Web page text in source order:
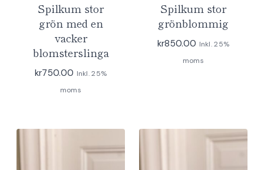
Spilkum stor
grön med en
vacker
blomsterslinga
kr750.00 Inkl. 25%
moms
Spilkum stor
grönblommig
kr850.00 Inkl. 25%
moms